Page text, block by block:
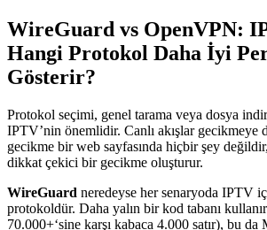
WireGuard vs OpenVPN:
Hangi Protokol Daha İyi
Gösterir?
Protokol seçimi, genel tarama veya dosya
IPTV’nin önemlidir. Canlı akışlar gecikmeye
gecikme bir web sayfasında hiçbir şey
dikkat çekici bir gecikme oluşturur.
WireGuard neredeyse her senaryoda IPTV
protokoldür. Daha yalın bir kod tabanı
70.000+‘sine karşı kabaca 4.000 satır), bu